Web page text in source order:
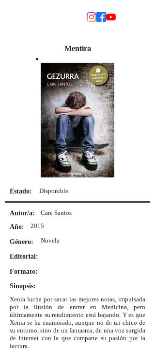
Mentira
Estado: Disponible
Autor/a:
Care Santos
Año:
2015
Género: Novela
Editorial:
Formato:
Sinopsis:
Xenia lucha por sacar las mejores notas, impulsada
por la ilusión de entrar en Medicina, pero
últimamente su rendimiento está bajando. Y es que
Xenia se ha enamorado, aunque no de un chico de
su entorno, sino de un fantasma, de una voz surgida
de Internet con la que comparte su pasión por la
lectura.